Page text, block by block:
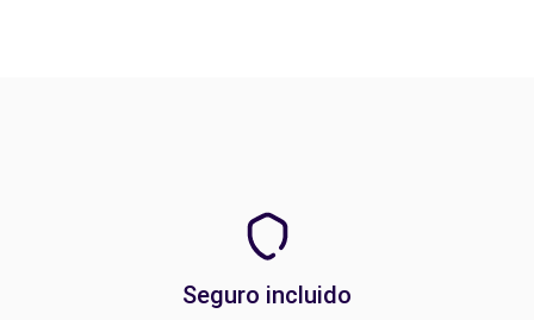
Seguro incluido